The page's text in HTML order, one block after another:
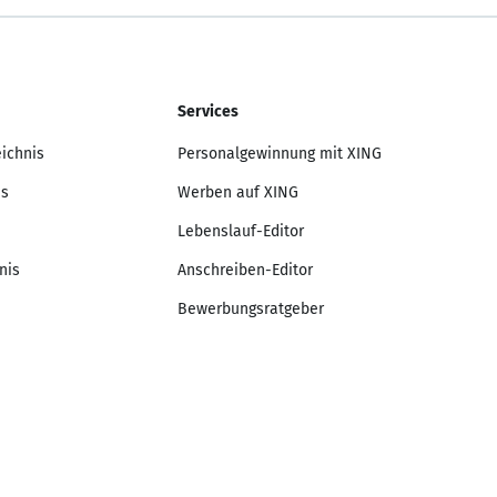
Services
Personalgewinnung mit XING
Werben auf XING
Lebenslauf-Editor
Anschreiben-Editor
Bewerbungsratgeber